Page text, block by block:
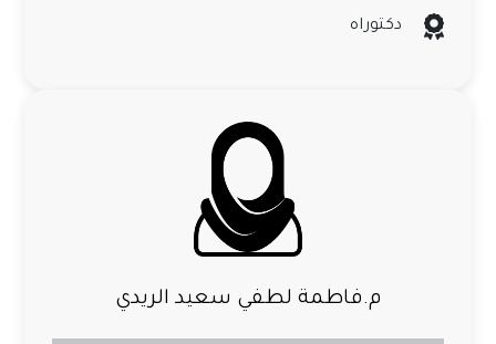
دكتوراه
م.فاطمة لطفي سعيد الريدي